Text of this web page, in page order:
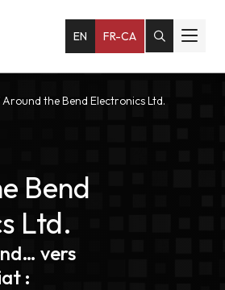
EN FR-CA
Around the Bend Electronics Ltd.
Bend
Ltd.
vers
: